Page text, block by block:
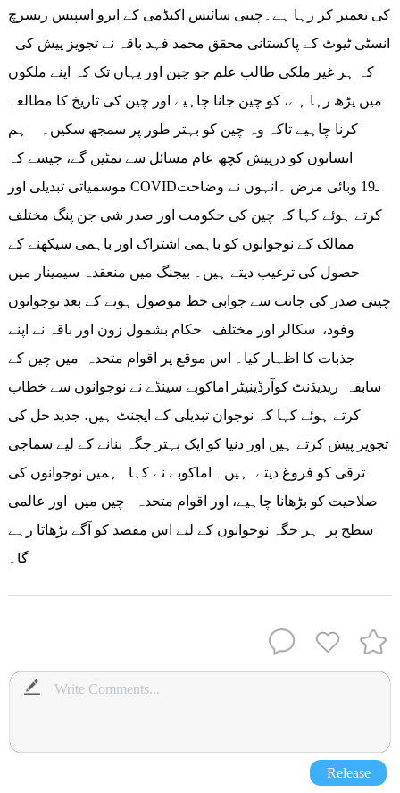
کی تعمیر کر رہا ہے۔چینی سائنس اکیڈمی کے ایرو اسپیس ریسرچ
انسٹی ٹیوٹ کے پاکستانی محقق محمد فہد باقہ نے تجویز پیش کی
کہ ہر غیر ملکی طالب علم جو چین اور یہاں تک کہ اپنے ملکوں
میں پڑھ رہا ہے، کو چین جانا چاہیے اور چین کی تاریخ کا مطالعہ
کرنا چاہیے تاکہ وہ چین کو بہتر طور پر سمجھ سکیں۔ ہم
انسانوں کو درپیش کچھ عام مسائل سے نمٹیں گے، جیسے کہ
موسمیاتی تبدیلی اور COVIDـ19 وبائی مرض ۔انہوں نے وضاحت
کرتے ہوئے کہا کہ چین کی حکومت اور صدر شی جن پنگ مختلف
ممالک کے نوجوانوں کو باہمی اشتراک اور باہمی سیکھنے کے
حصول کی ترغیب دیتے ہیں۔ بیجنگ میں منعقدہ سیمینار میں
چینی صدر کی جانب سے جوابی خط موصول ہونے کے بعد نوجوانوں
وفود، سکالر اور مختلف حکام بشمول زون اور باقہ نے اپنے
جذبات کا اظہار کیا۔ اس موقع پر اقوام متحدہ میں چین کے
سابقہ ریذیڈنٹ کوآرڈینیٹر اماکوبے سینڈے نے نوجوانوں سے خطاب
کرتے ہوئے کہا کہ نوجوان تبدیلی کے ایجنٹ ہیں، جدید حل کی
تجویز پیش کرتے ہیں اور دنیا کو ایک بہتر جگہ بنانے کے لیے سماجی
ترقی کو فروغ دیتے ہیں۔ اماکوبے نے کہا ہمیں نوجوانوں کی
صلاحیت کو بڑھانا چاہیے، اور اقوام متحدہ چین میں اور عالمی
سطح پر ہر جگہ نوجوانوں کے لیے اس مقصد کو آگے بڑھاتا رہے
گا۔
Release